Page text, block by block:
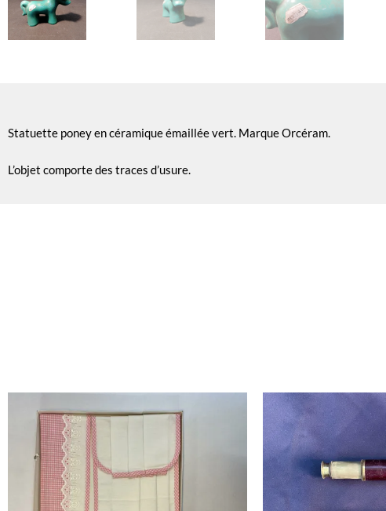
Statuette poney en céramique émaillée vert. Marque Orcéram.
L’objet comporte des traces d’usure.